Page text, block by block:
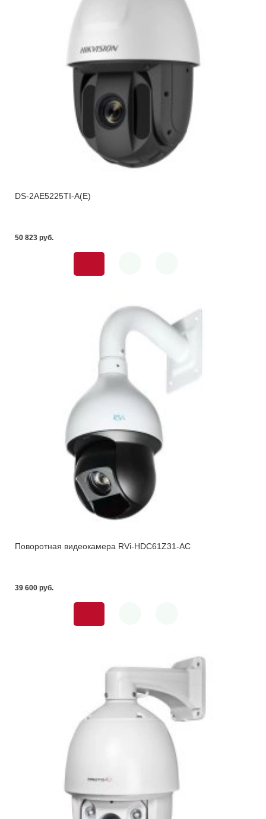
DS-2AE5225TI-A(E)
50 823 pуб.
Поворотная видеокамера RVi-HDC61Z31-AC
39 600 pуб.